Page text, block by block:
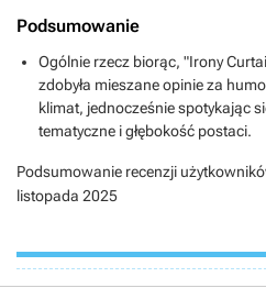
Podsumowanie
Ogólnie rzecz biorąc, "Irony
zdobyła mieszane opinie za
klimat, jednocześnie spotykając
tematyczne i głębokość postaci.
Podsumowanie recenzji
listopada 2025